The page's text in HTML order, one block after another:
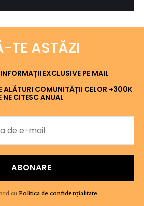
TE ASTĂZI
EXCLUSIVE PE MAIL
ALĂTURI COMUNITĂȚII CELOR +300K
NE CITESC ANUAL
ABONARE
cu Politica de confidențialitate.